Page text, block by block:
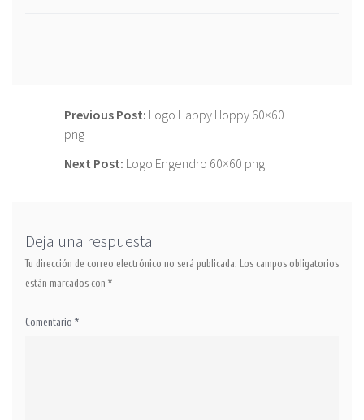
Post
navigation
Previous Post: Logo Happy Hoppy 60×60
png
Next Post: Logo Engendro 60×60 png
Deja una respuesta
Tu dirección de correo electrónico no será publicada. Los campos obligatorios
están marcados con *
Comentario *